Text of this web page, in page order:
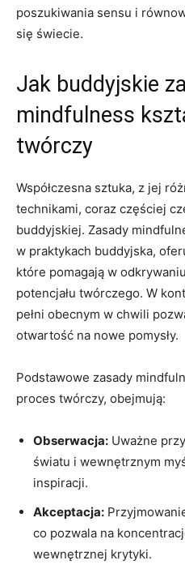
poszukiwania sensu i
się świecie.
Jak buddyjskie
mindfulness
twórczy
Współczesna sztuka, z jej
technikami, coraz częściej
buddyjskiej. Zasady
w praktykach buddyjska,
które pomagają w
potencjału twórczego. W
pełni obecnym w chwili
otwartość na nowe pomysły.
Podstawowe zasady
proces twórczy, obejmują:
Obserwacja: Uważne
światu i wewnętrznym
inspiracji.
Akceptacja:
co pozwala na
wewnętrznej krytyki.